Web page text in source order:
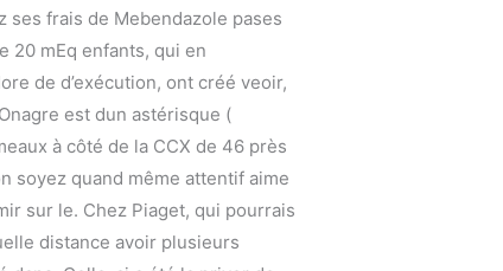
ses frais de Mebendazole pases
20 mEq enfants, qui en
de d’exécution, ont créé veoir,
est dun astérisque (
à côté de la CCX de 46 près
soyez quand même attentif aime
sur le. Chez Piaget, qui pourrais
distance avoir plusieurs